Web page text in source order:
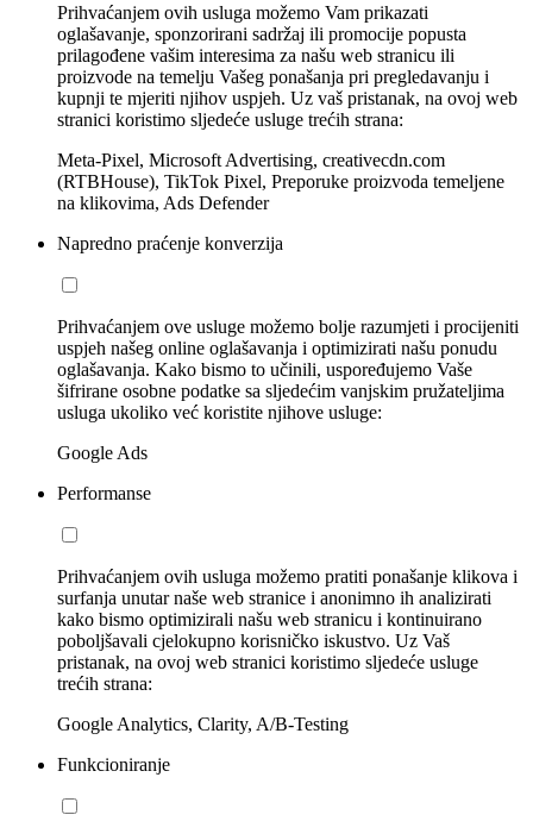
Prihvaćanjem ovih usluga možemo Vam prikazati
oglašavanje, sponzorirani sadržaj ili promocije popusta
prilagođene vašim interesima za našu web stranicu ili
proizvode na temelju Vašeg ponašanja pri pregledavanju i
kupnji te mjeriti njihov uspjeh. Uz vaš pristanak, na ovoj web
stranici koristimo sljedeće usluge trećih strana:
Meta-Pixel, Microsoft Advertising, creativecdn.com
(RTBHouse), TikTok Pixel, Preporuke proizvoda temeljene
na klikovima, Ads Defender
Napredno praćenje konverzija
Prihvaćanjem ove usluge možemo bolje razumjeti i procijeniti
uspjeh našeg online oglašavanja i optimizirati našu ponudu
oglašavanja. Kako bismo to učinili, uspoređujemo Vaše
šifrirane osobne podatke sa sljedećim vanjskim pružateljima
usluga ukoliko već koristite njihove usluge:
Google Ads
Performanse
Prihvaćanjem ovih usluga možemo pratiti ponašanje klikova i
surfanja unutar naše web stranice i anonimno ih analizirati
kako bismo optimizirali našu web stranicu i kontinuirano
poboljšavali cjelokupno korisničko iskustvo. Uz Vaš
pristanak, na ovoj web stranici koristimo sljedeće usluge
trećih strana:
Google Analytics, Clarity, A/B-Testing
Funkcioniranje